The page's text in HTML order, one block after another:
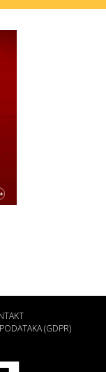
(GDPR)